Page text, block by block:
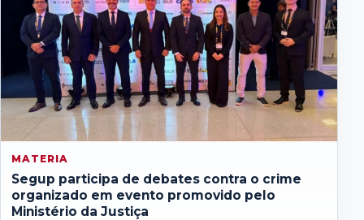
MATERIA
Segup participa de debates contra o crime
organizado em evento promovido pelo
Ministério da Justiça